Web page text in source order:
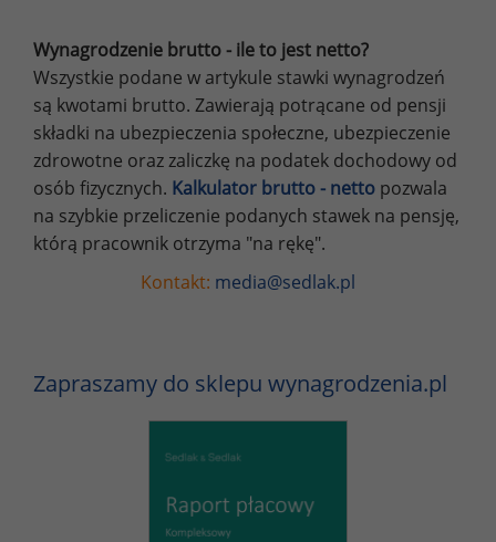
Wynagrodzenie brutto - ile to jest netto?
Wszystkie podane w artykule stawki wynagrodzeń
są kwotami brutto. Zawierają potrącane od pensji
składki na ubezpieczenia społeczne, ubezpieczenie
zdrowotne oraz zaliczkę na podatek dochodowy od
osób fizycznych. Kalkulator brutto - netto pozwala
na szybkie przeliczenie podanych stawek na pensję,
którą pracownik otrzyma "na rękę".
Kontakt: media@sedlak.pl
Zapraszamy do sklepu wynagrodzenia.pl